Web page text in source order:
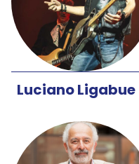
Luciano Ligabue